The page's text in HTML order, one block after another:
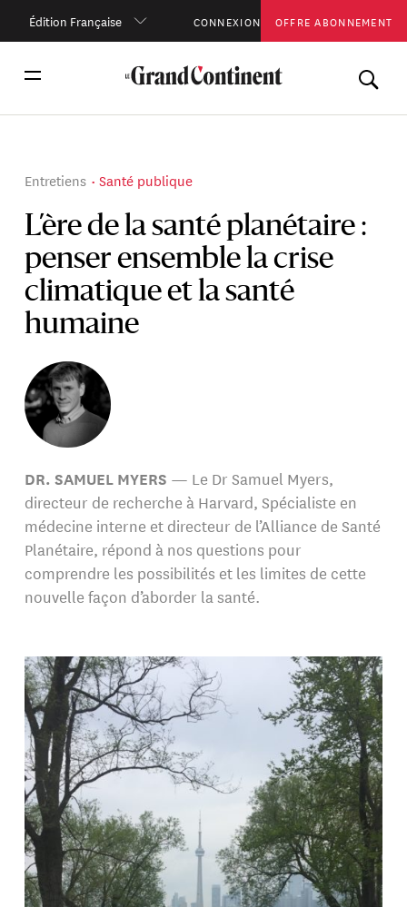
Édition Française CONNEXION OFFRE ABONNEMENT
L’ère de la santé planétaire :
penser ensemble la crise
climatique et la santé
humaine
Entretiens Santé publique
DR. SAMUEL MYERS — Le Dr Samuel Myers,
directeur de recherche à Harvard, Spécialiste en
médecine interne et directeur de l’Alliance de Santé
Planétaire, répond à nos questions pour
comprendre les possibilités et les limites de cette
nouvelle façon d’aborder la santé.